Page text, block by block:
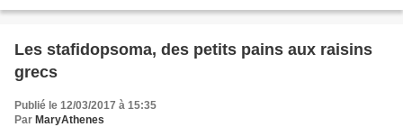
Les stafidopsoma, des petits pains aux raisins
grecs
Publié le 12/03/2017 à 15:35
Par MaryAthenes